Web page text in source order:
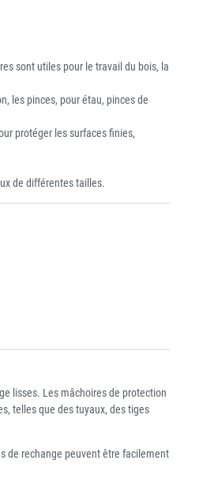
sont utiles pour le travail du bois, la
les pinces, pour étau, pinces de
protéger les surfaces finies,
de différentes tailles.
lisses. Les mâchoires de protection
telles que des tuyaux, des tiges
de rechange peuvent être facilement